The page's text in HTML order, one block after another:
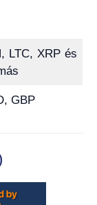
LTC, XRP és
GBP